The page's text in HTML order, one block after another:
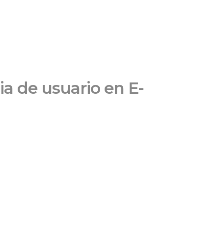
de usuario en E-